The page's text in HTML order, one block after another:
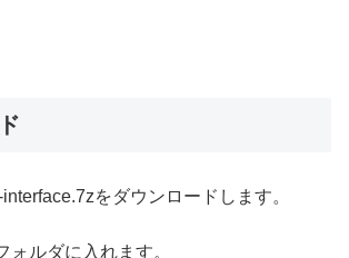
をダウンロードします。
ォルダに入れます。